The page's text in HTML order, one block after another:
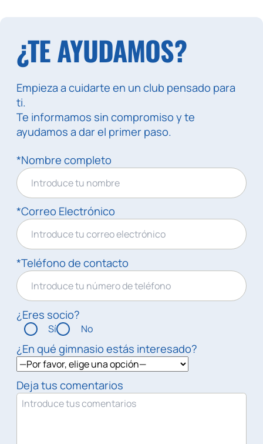
¿TE AYUDAMOS?
Empieza a cuidarte en un club pensado para
ti.
Te informamos sin compromiso y te
ayudamos a dar el primer paso.
*Nombre completo
*Correo Electrónico
*Teléfono de contacto
¿Eres socio?
Sí No
¿En qué gimnasio estás interesado?
Deja tus comentarios